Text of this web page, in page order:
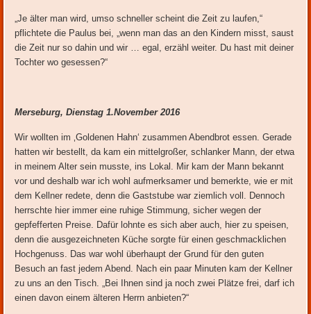
„Je älter man wird, umso schneller scheint die Zeit zu laufen,“
pflichtete die Paulus bei, „wenn man das an den Kindern misst, saust
die Zeit nur so dahin und wir … egal, erzähl weiter. Du hast mit deiner
Tochter wo gesessen?“
Merseburg, Dienstag 1.November 2016
Wir wollten im ‚Goldenen Hahn‘ zusammen Abendbrot essen. Gerade
hatten wir bestellt, da kam ein mittelgroßer, schlanker Mann, der etwa
in meinem Alter sein musste, ins Lokal. Mir kam der Mann bekannt
vor und deshalb war ich wohl aufmerksamer und bemerkte, wie er mit
dem Kellner redete, denn die Gaststube war ziemlich voll. Dennoch
herrschte hier immer eine ruhige Stimmung, sicher wegen der
gepfefferten Preise. Dafür lohnte es sich aber auch, hier zu speisen,
denn die ausgezeichneten Küche sorgte für einen geschmacklichen
Hochgenuss. Das war wohl überhaupt der Grund für den guten
Besuch an fast jedem Abend. Nach ein paar Minuten kam der Kellner
zu uns an den Tisch. „Bei Ihnen sind ja noch zwei Plätze frei, darf ich
einen davon einem älteren Herrn anbieten?“